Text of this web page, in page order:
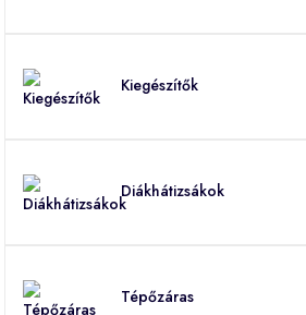
Kiegészítők
Diákhátizsákok
Tépőzáras